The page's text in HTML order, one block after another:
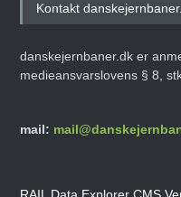
Kontakt
danskejernbaner.dk er
medieansvarslovens § 8,
mail: